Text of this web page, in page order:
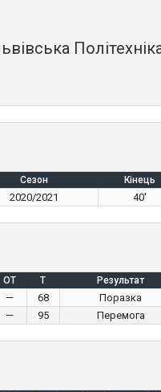
Сезон Кінець
2020/2021 40'
OT T Результат
— 68
Поразка
— 95 Перемога